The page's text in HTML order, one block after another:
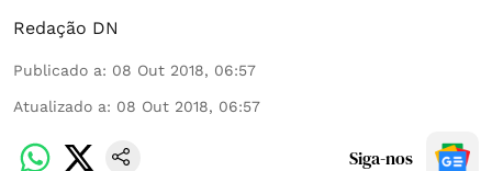
Redação DN
Publicado a: 08 Out 2018, 06:57
Atualizado a: 08 Out 2018, 06:57
Siga-nos